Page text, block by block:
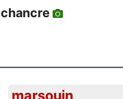
chancre